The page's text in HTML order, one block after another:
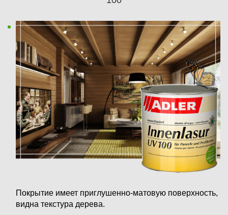
Покрытие имеет приглушенно-матовую поверхность,
видна текстура дерева.